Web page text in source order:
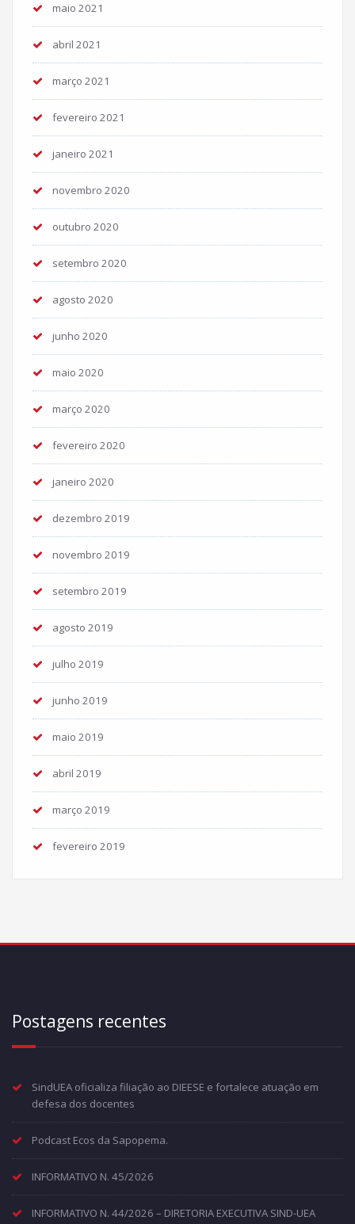
maio 2021
abril 2021
março 2021
fevereiro 2021
janeiro 2021
novembro 2020
outubro 2020
setembro 2020
agosto 2020
junho 2020
maio 2020
março 2020
fevereiro 2020
janeiro 2020
dezembro 2019
novembro 2019
setembro 2019
agosto 2019
julho 2019
junho 2019
maio 2019
abril 2019
março 2019
fevereiro 2019
Postagens recentes
SindUEA oficializa filiação ao DIEESE e fortalece atuação em
defesa dos docentes
Podcast Ecos da Sapopema.
INFORMATIVO N. 45/2026
INFORMATIVO N. 44/2026 – DIRETORIA EXECUTIVA SIND-UEA